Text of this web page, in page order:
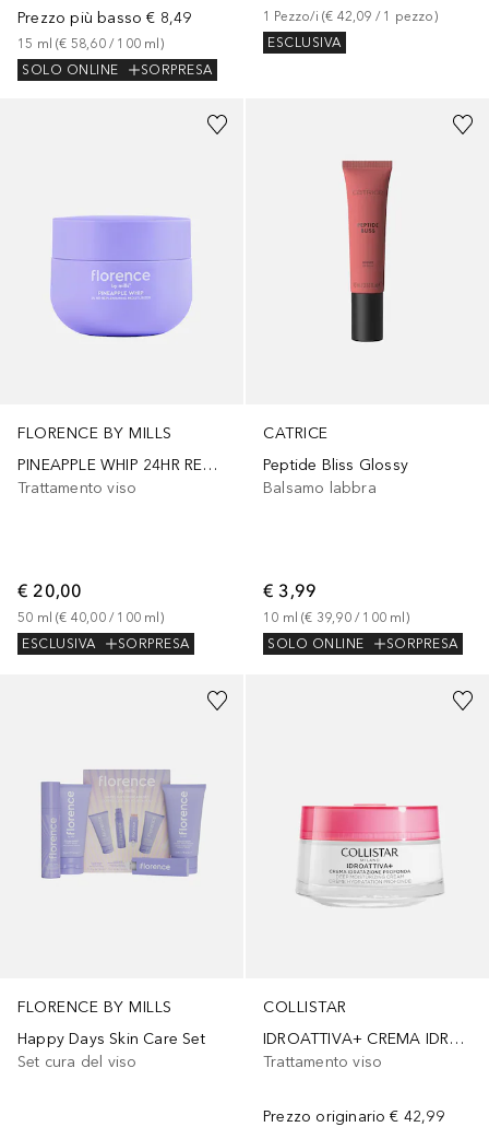
Prezzo più basso € 8,49
15 ml (€ 58,60 / 100 ml )
SOLO ONLINE
SORPRESA
1 Pezzo/i (€ 42,09 / 1 pezzo)
ESCLUSIVA
FLORENCE BY MILLS
PINEAPPLE WHIP 24HR REPLENISHING MOISTURIZER
Trattamento viso
€ 20,00
50 ml (€ 40,00 / 100 ml)
ESCLUSIVA
SORPRESA
CATRICE
Peptide Bliss Glossy
Balsamo labbra
€ 3,99
10 ml (€ 39,90 / 100 ml)
SOLO ONLINE
SORPRESA
FLORENCE BY MILLS
Happy Days Skin Care Set
Set cura del viso
COLLISTAR
IDROATTIVA+ CREMA IDRATAZIONE PROFONDA
Trattamento viso
Prezzo originario € 42,99